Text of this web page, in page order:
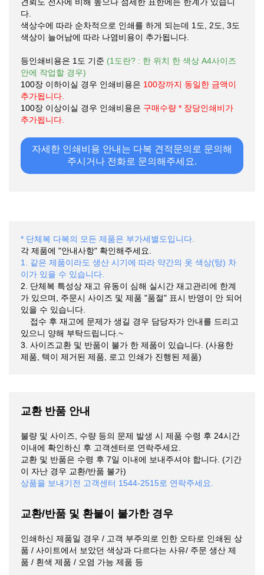
다.
색상수에 따라 순차적으로 인쇄를 하게 되는데 1도, 2도, 3도
색상이 늘어남에 따라 나염비용이 추가됩니다.
등인쇄비용은 1도 기준 (1도란? : 한 위치 한 색상 A4사이즈
안에 작업할 경우)
100장 이하이실 경우 인쇄비용은 100장까지 동일한 금액이
추가됩니다.
100장 이상이실 경우 인쇄비용은 구매수량 * 장당인쇄비가
추가됩니다.
자세한 인쇄비용 안내는 다복 견적문의로 문의해
주시거나 전화로 문의해주세요.
* 단체복 다복의 모든 제품은 부가세별도입니다.
각 제품에 "안내사항" 확인해주세요.
1. 같은 제품이라도 생산 시기에 따라 약간의 옷 색상(탕) 차
이가 있을 수 있습니다.
2. 단체복 특성상 재고 유동이 심해 실시간 재고관리에 한계
가 있으며, 주문시 사이즈 및 제품 "품절" 표시 반영이 안 되어
있을 수 있습니다.
접수 후 재고에 문제가 생길 경우 담당자가 안내를 드리고
있으니 양해 부탁드립니다.~
3. 사이즈교환 및 반품이 불가 한 제품이 있습니다. (사용한
제품, 텍이 제거된 제품, 로고 인쇄가 진행된 제품)
교환 반품 안내
불량 및 사이즈, 수량 등의 문제 발생 시 제품 수령 후 24시간
이내에 확인하신 후 고객센터로 연락주세요.
교환 및 반품은 수령 후 7일 이내에 보내주셔야 합니다. (기간
이 자난 경우 교환/반품 불가)
상품을 보내기전 고객센터 1544-2515로 연락주세요.
교환/반품 및 환불이 불가한 경우
인쇄하신 제품일 경우 / 고객 부주의로 인한 오타로 인쇄된 상
품 / 사이트에서 보았던 색상과 다르다는 사유/ 주문 생산 제
품 / 흰색 제품 / 오염 가능 제품 등